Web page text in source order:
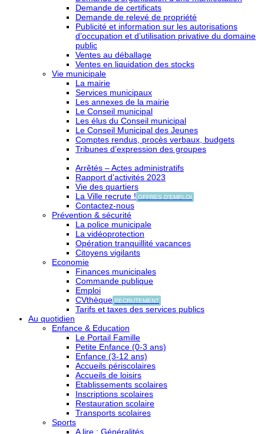
Demande de certificats
Demande de relevé de propriété
Publicité et information sur les autorisations
d’occupation et d’utilisation privative du domaine
public
Ventes au déballage
Ventes en liquidation des stocks
Vie municipale
La mairie
Services municipaux
Les annexes de la mairie
Le Conseil municipal
Les élus du Conseil municipal
Le Conseil Municipal des Jeunes
Comptes rendus, procès verbaux, budgets
Tribunes d’expression des groupes
Arrêtés – Actes administratifs
Rapport d’activités 2023
Vie des quartiers
La Ville recrute ! OFFRES D'EMPLOI
Contactez-nous
Prévention & sécurité
La police municipale
La vidéoprotection
Opération tranquillité vacances
Citoyens vigilants
Economie
Finances municipales
Commande publique
Emploi
CVthèque RECRUTEMENT
Tarifs et taxes des services publics
Au quotidien
Enfance & Education
Le Portail Famille
Petite Enfance (0-3 ans)
Enfance (3-12 ans)
Accueils périscolaires
Accueils de loisirs
Etablissements scolaires
Inscriptions scolaires
Restauration scolaire
Transports scolaires
Sports
A lire : Généralités